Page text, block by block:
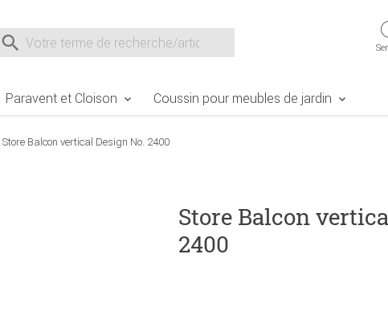
Suche nach
Paravent et Cloison Coussin pour meubles de jardin
Store Balcon vertical Design No. 2400
Store Balcon
2400